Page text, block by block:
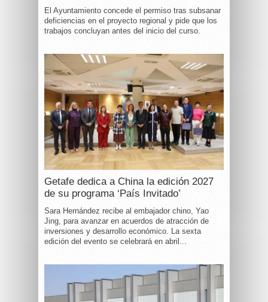
El Ayuntamiento concede el permiso tras subsanar
deficiencias en el proyecto regional y pide que los
trabajos concluyan antes del inicio del curso.
Getafe dedica a China la edición 2027
de su programa ‘País Invitado’
Sara Hernández recibe al embajador chino, Yao
Jing, para avanzar en acuerdos de atracción de
inversiones y desarrollo económico. La sexta
edición del evento se celebrará en abril...